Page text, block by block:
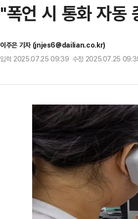
"폭언 시 통화 자
이주은 기자 (jnjes6@dailian.co.kr)
입력 2025.07.25 09:39 수정 2025.07.25